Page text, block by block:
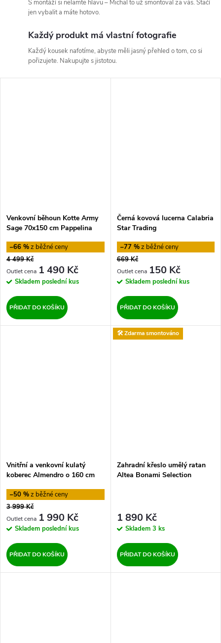
S montáží si nelamte hlavu – Michal to už smontoval za vás. Stačí
jen vybalit a máte hotovo.
Každý produkt má vlastní fotografie
Každý kousek nafotíme, abyste měli jasný přehled o tom, co si
pořizujete. Nakupujte s jistotou.
Venkovní běhoun Kotte Army
Sage 70x150 cm Pappelina
–66 %
4 499 Kč
1 490 Kč
Skladem poslední kus
PŘIDAT DO KOŠÍKU
Černá kovová lucerna Calabria
Star Trading
–77 %
669 Kč
150 Kč
Skladem poslední kus
PŘIDAT DO KOŠÍKU
Vnitřní a venkovní kulatý
koberec Almendro o 160 cm
–50 %
3 999 Kč
1 990 Kč
Skladem poslední kus
PŘIDAT DO KOŠÍKU
🛠️ Zdarma smontováno
Zahradní křeslo umělý ratan
Altea Bonami Selection
1 890 Kč
Skladem 3 ks
PŘIDAT DO KOŠÍKU